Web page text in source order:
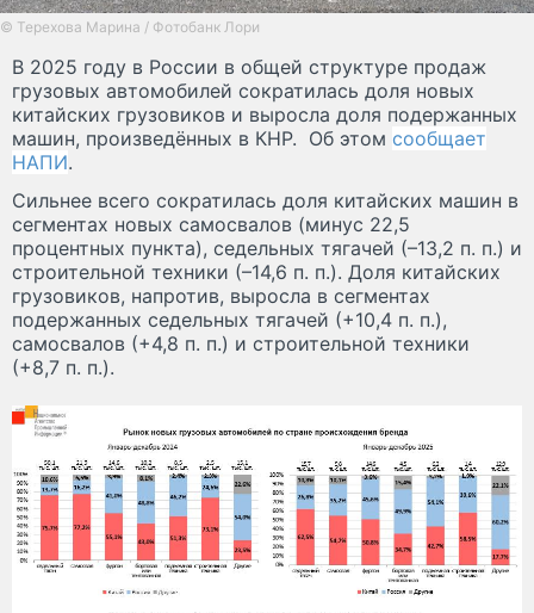
© Терехова Марина / Фотобанк Лори
В 2025 году в России в общей структуре продаж
грузовых автомобилей сократилась доля новых
китайских грузовиков и выросла доля подержанных
машин, произведённых в КНР. Об этом сообщает
НАПИ.
Сильнее всего сократилась доля китайских машин в
сегментах новых самосвалов (минус 22,5
процентных пункта), седельных тягачей (–13,2 п. п.) и
строительной техники (–14,6 п. п.). Доля китайских
грузовиков, напротив, выросла в сегментах
подержанных седельных тягачей (+10,4 п. п.),
самосвалов (+4,8 п. п.) и строительной техники
(+8,7 п. п.).